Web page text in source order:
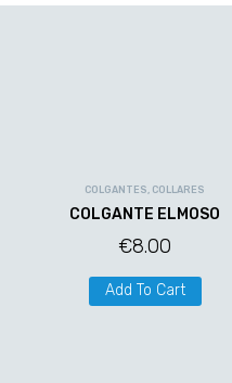
COLGANTES, COLLARES
COLGANTE ELMOSO
€8.00
Add To Cart